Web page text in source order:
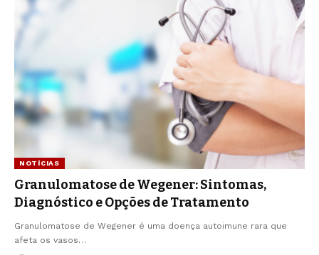
NOTÍCIAS
Granulomatose de Wegener: Sintomas,
Diagnóstico e Opções de Tratamento
Granulomatose de Wegener é uma doença autoimune rara que
afeta os vasos…